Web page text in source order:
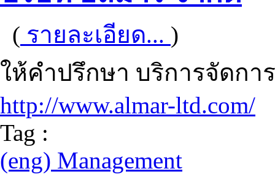
( รายละเอียด... )
ให้คำปรึกษา บริการจัดก
http://www.almar-ltd.com/
Tag :
(eng) Management